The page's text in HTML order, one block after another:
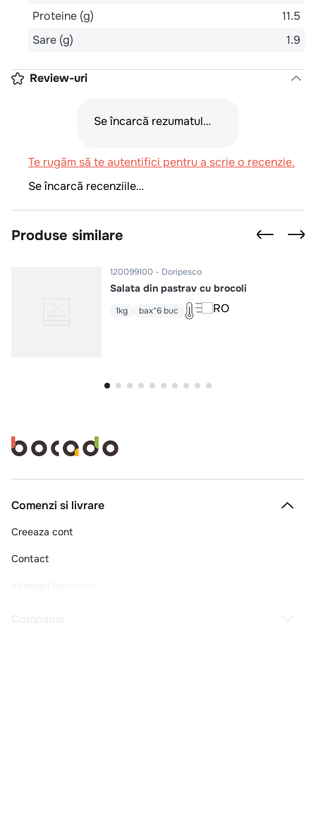
Proteine (g)
11.5
Sare (g)
1.9
Review-uri
Se încarcă rezumatul…
Te rugăm să te autentifici pentru a scrie o recenzie.
Se încarcă recenziile…
Produse similare
120099100 Doripesco
Salata din pastrav cu brocoli
1kg bax*6 buc
Comenzi si livrare
Creeaza cont
Contact